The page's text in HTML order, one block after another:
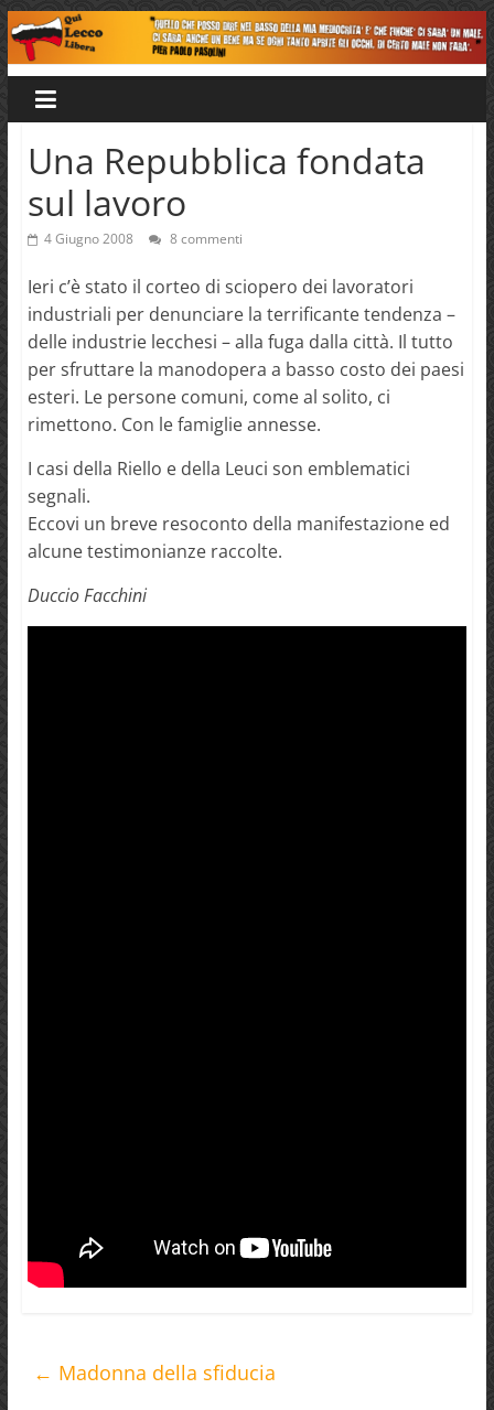
Salta
al
contenuto
Qui
Lecco
Libera
Una Repubblica fondata
sul lavoro
4 Giugno 2008 8 commenti
Ieri c’è stato il corteo di sciopero dei lavoratori
industriali per denunciare la terrificante tendenza –
delle industrie lecchesi – alla fuga dalla città. Il tutto
per sfruttare la manodopera a basso costo dei paesi
esteri. Le persone comuni, come al solito, ci
rimettono. Con le famiglie annesse.
I casi della Riello e della Leuci son emblematici
segnali.
Eccovi un breve resoconto della manifestazione ed
alcune testimonianze raccolte.
Duccio Facchini
← Madonna della sfiducia